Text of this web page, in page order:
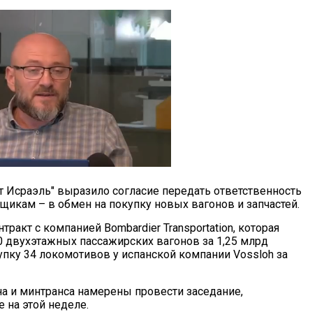
выразило согласие передать ответственность
– в обмен на покупку новых вагонов и запчастей.
с компанией Bombardier Transportation, которая
двухэтажных пассажирских вагонов за 1,25 млрд
34 локомотивов у испанской компании Vossloh за
и минтранса намерены провести заседание,
этой неделе.